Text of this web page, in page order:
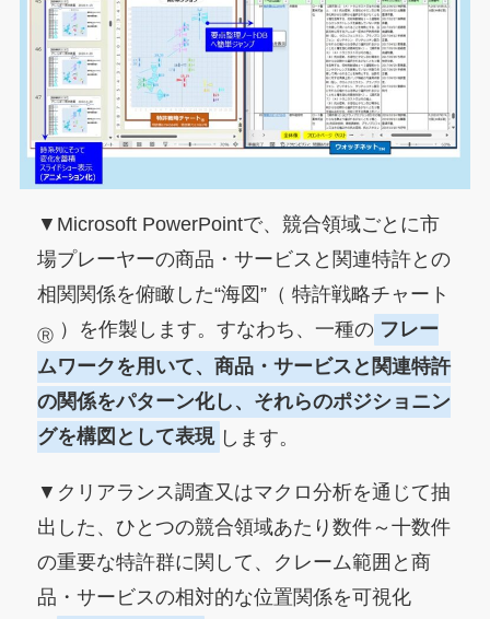
▼Microsoft PowerPointで、競合領域ごとに市
場プレーヤーの商品・サービスと関連特許との
相関関係を俯瞰した“海図”（ 特許戦略チャート
Ⓡ ）を作製します。すなわち、一種の フレー
ムワークを用いて、商品・サービスと関連特許
の関係をパターン化し、それらのポジショニン
グを構図として表現 します。
▼クリアランス調査又はマクロ分析を通じて抽
出した、ひとつの競合領域あたり数件～十数件
の重要な特許群に関して、クレーム範囲と商
品・サービスの相対的な位置関係を可視化